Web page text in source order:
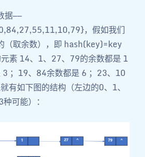
据——
，假如我们
（取余数），即 hash(key)=key
素 14、1、27、79的余数都是 1
；19、84余数都是 6 ；23、10
有如下图的结构（左边的0、1、
可能）：